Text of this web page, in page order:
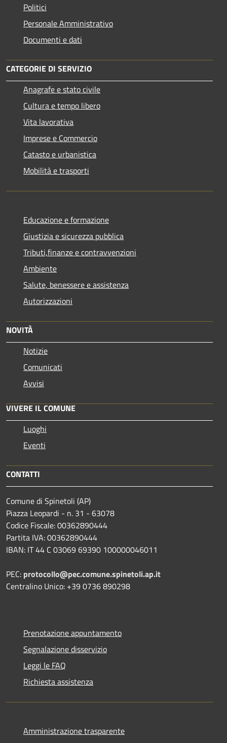
Politici
Personale Amministrativo
Documenti e dati
CATEGORIE DI SERVIZIO
Anagrafe e stato civile
Cultura e tempo libero
Vita lavorativa
Imprese e Commercio
Catasto e urbanistica
Mobilità e trasporti
Educazione e formazione
Giustizia e sicurezza pubblica
Tributi,finanze e contravvenzioni
Ambiente
Salute, benessere e assistenza
Autorizzazioni
NOVITÀ
Notizie
Comunicati
Avvisi
VIVERE IL COMUNE
Luoghi
Eventi
CONTATTI
Comune di Spinetoli (AP)
Piazza Leopardi - n. 31 - 63078
Codice Fiscale: 00362890444
Partita IVA: 00362890444
IBAN: IT 44 C 03069 69390 100000046011
PEC: protocollo@pec.comune.spinetoli.ap.it
Centralino Unico: +39 0736 890298
Prenotazione appuntamento
Segnalazione disservizio
Leggi le FAQ
Richiesta assistenza
Amministrazione trasparente